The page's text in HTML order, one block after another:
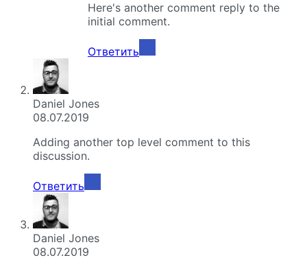
Here's another comment reply to the
initial comment.
Ответить
Daniel Jones
08.07.2019
Adding another top level comment to this
discussion.
Ответить
Daniel Jones
08.07.2019